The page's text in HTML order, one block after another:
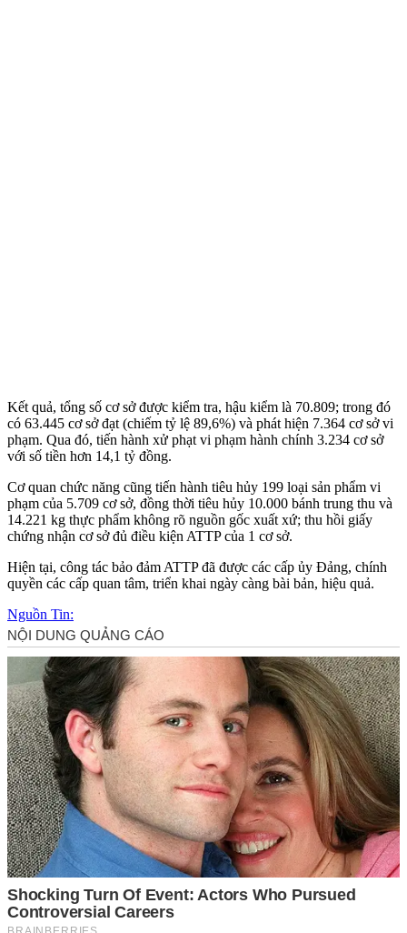
Kết quả, tổng số cơ sở được kiểm tra, hậu kiểm là 70.809; trong đó
có 63.445 cơ sở đạt (chiếm tỷ lệ 89,6%) và phát hiện 7.364 cơ sở vi
phạm. Qua đó, tiến hành xử phạt vi phạm hành chính 3.234 cơ sở
với số tiền hơn 14,1 tỷ đồng.
Cơ quan chức năng cũng tiến hành tiêu hủy 199 loại sản phẩm vi
phạm của 5.709 cơ sở, đồng thời tiêu hủy 10.000 bánh trung thu và
14.221 kg thực phẩm không rõ nguồn gốc xuất xứ; thu hồi giấy
chứng nhận cơ sở đủ điều kiện ATTP của 1 cơ sở.
Hiện tại, công tác bảo đảm ATTP đã được các cấp ủy Đảng, chính
quyền các cấp quan tâm, triển khai ngày càng bài bản, hiệu quả.
Nguồn Tin: